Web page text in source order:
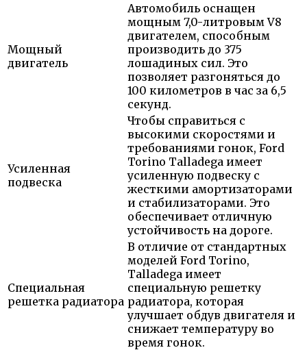
Мощный
двигатель
Автомобиль оснащен
мощным 7,0-литровым V8
двигателем, способным
производить до 375
лошадиных сил. Это
позволяет разгоняться до
100 километров в час за 6,5
секунд.
Усиленная
подвеска
Чтобы справиться с
высокими скоростями и
требованиями гонок, Ford
Torino Talladega имеет
усиленную подвеску с
жесткими амортизаторами
и стабилизаторами. Это
обеспечивает отличную
устойчивость на дороге.
Специальная
решетка радиатора
В отличие от стандартных
моделей Ford Torino,
Talladega имеет
специальную решетку
радиатора, которая
улучшает обдув двигателя и
снижает температуру во
время гонок.